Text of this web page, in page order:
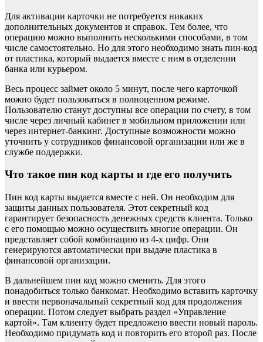
Для активации карточки не потребуется никаких
дополнительных документов и справок. Тем более, что
операцию можно выполнить несколькими способами, в том
числе самостоятельно. Но для этого необходимо знать пин-код
от пластика, который выдается вместе с ним в отделении
банка или курьером.
Весь процесс займет около 5 минут, после чего карточкой
можно будет пользоваться в полноценном режиме.
Пользователю станут доступны все операции по счету, в том
числе через личный кабинет в мобильном приложении или
через интернет-банкинг. Доступные возможности можно
уточнить у сотрудников финансовой организации или же в
службе поддержки.
Что такое пин код карты и где его получить
Пин код карты выдается вместе с ней. Он необходим для
защиты данных пользователя. Этот секретный код
гарантирует безопасность денежных средств клиента. Только
с его помощью можно осуществить многие операции. Он
представляет собой комбинацию из 4-х цифр. Они
генерируются автоматически при выдаче пластика в
финансовой организации.
В дальнейшем пин код можно сменить. Для этого
понадобиться только банкомат. Необходимо вставить карточку
и ввести первоначальный секретный код для продолжения
операции. Потом следует выбрать раздел «Управление
картой». Там клиенту будет предложено ввести новый пароль.
Необходимо придумать код и повторить его второй раз. После